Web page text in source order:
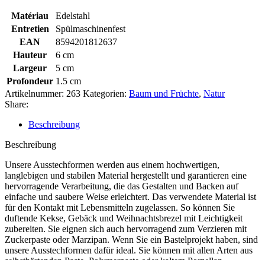
Matériau
Edelstahl
Entretien
Spülmaschinenfest
EAN
8594201812637
Hauteur
6 cm
Largeur
5 cm
Profondeur 1.5 cm
Artikelnummer: 263 Kategorien: Baum und Früchte, Natur
Share:
Beschreibung
Beschreibung
Unsere Ausstechformen werden aus einem hochwertigen,
langlebigen und stabilen Material hergestellt und garantieren eine
hervorragende Verarbeitung, die das Gestalten und Backen auf
einfache und saubere Weise erleichtert. Das verwendete Material ist
für den Kontakt mit Lebensmitteln zugelassen. So können Sie
duftende Kekse, Gebäck und Weihnachtsbrezel mit Leichtigkeit
zubereiten. Sie eignen sich auch hervorragend zum Verzieren mit
Zuckerpaste oder Marzipan. Wenn Sie ein Bastelprojekt haben, sind
unsere Ausstechformen dafür ideal. Sie können mit allen Arten aus